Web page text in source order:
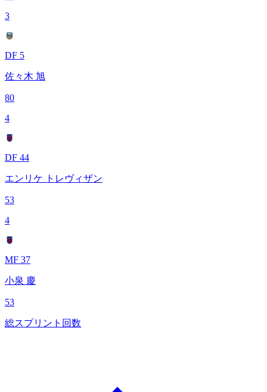
3
DF 5
佐々木 旭
80
4
DF 44
エンリケ トレヴィザン
53
4
MF 37
小泉 慶
53
総スプリント回数